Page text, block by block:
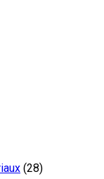
(28)